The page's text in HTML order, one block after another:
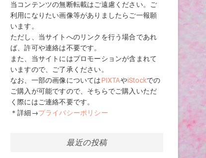
当コンテンツの無断転載はご遠慮ください。ご
利用になりたい画像等がありましたらご一報願
います。
ただし、当サイトへのリンクを行う場合であれ
ば、許可や連絡は不要です。
また、当サイトにはプロモーションが含まれて
いますので、ご了承ください。
なお、一部の画像についてはPIXTAやiStockでの
ご購入が可能ですので、そちらでご購入いただ
く際にはご連絡不要です。
＊詳細→プライバシーポリシー
最近の投稿